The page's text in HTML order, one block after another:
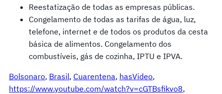
Reestatização de todas as empresas públicas.
Congelamento de todas as tarifas de água, luz,
telefone, internet e de todos os produtos da cesta
básica de alimentos. Congelamento dos
combustíveis, gás de cozinha, IPTU e IPVA.
Bolsonaro, Brasil, Cuarentena, hasVideo
https://www.youtube.com/watch?v=cGTBsfikvo8